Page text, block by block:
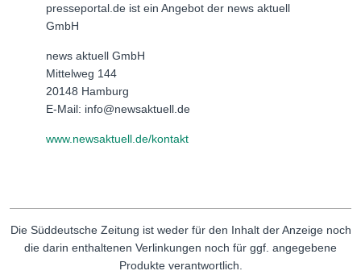
presseportal.de ist ein Angebot der news aktuell
GmbH
news aktuell GmbH
Mittelweg 144
20148 Hamburg
E-Mail: info@newsaktuell.de
www.newsaktuell.de/kontakt
Die Süddeutsche Zeitung ist weder für den Inhalt der Anzeige noch
die darin enthaltenen Verlinkungen noch für ggf. angegebene
Produkte verantwortlich.